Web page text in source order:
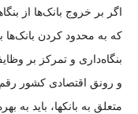
اگر بر خروج بانک‌ها از
که به محدود کردن بانک‌ها
بنگاه‌داری و تمرکز بر
و رونق اقتصادی کشور رقم
متعلق به بانکها، باید به